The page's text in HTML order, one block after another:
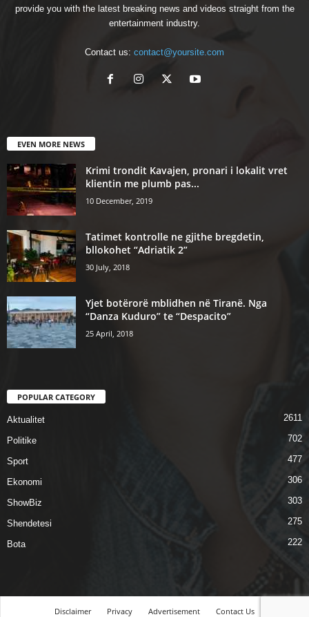
provide you with the latest breaking news and videos straight from the
entertainment industry.
Contact us: contact@yoursite.com
EVEN MORE NEWS
Krimi trondit Kavajen, pronari i lokalit vret
klientin me plumb pas...
10 December, 2019
Tatimet kontrolle ne gjithe bregdetin,
bllokohet “Adriatik 2”
30 July, 2018
Yjet botërorë mblidhen në Tiranë. Nga
“Danza Kuduro” te “Despacito”
25 April, 2018
POPULAR CATEGORY
Aktualitet 2611
Politike 702
Sport 477
Ekonomi 306
ShowBiz 303
Shendetesi 275
Bota 222
Disclaimer Privacy Advertisement Contact Us